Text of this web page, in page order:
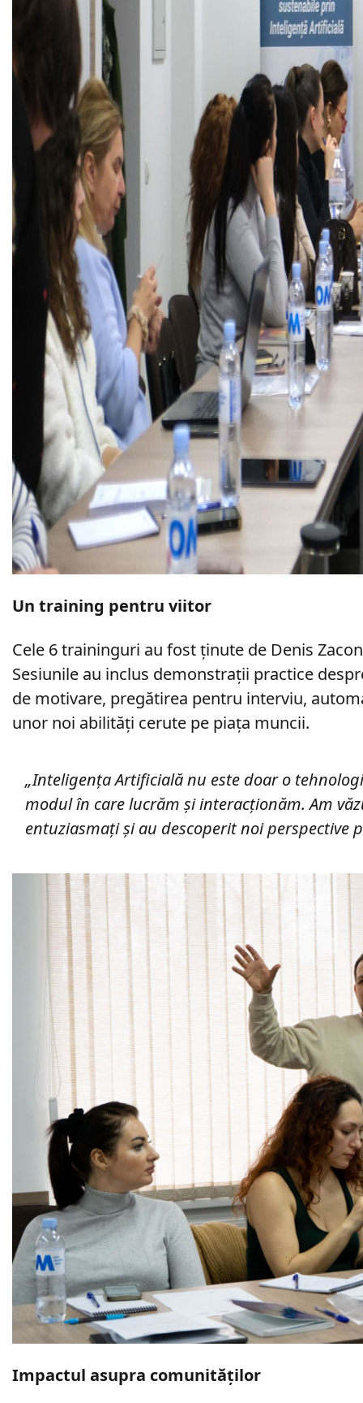
Un training pentru viitor
Cele 6 traininguri au fost ținute de Denis
Sesiunile au inclus demonstrații practice
de motivare, pregătirea pentru interviu,
unor noi abilități cerute pe piața muncii.
„Inteligența Artificială nu este doar o
modul în care lucrăm și interacționăm. Am
entuziasmați și au descoperit noi perspective
Impactul asupra comunităților